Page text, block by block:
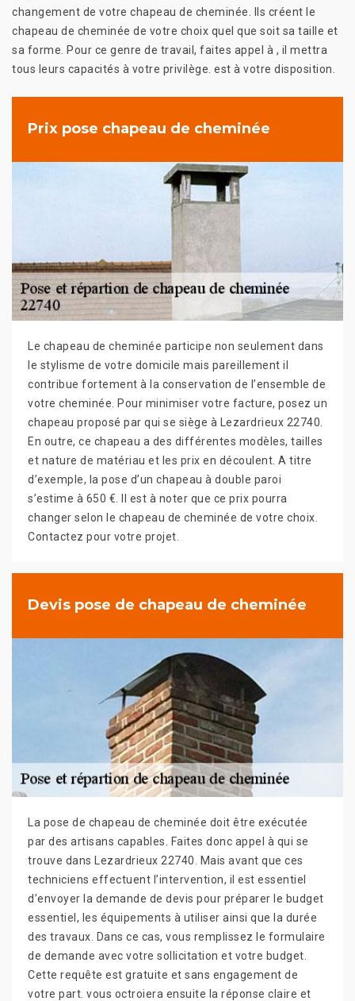
changement de votre chapeau de cheminée. Ils créent le
chapeau de cheminée de votre choix quel que soit sa taille et
sa forme. Pour ce genre de travail, faites appel à , il mettra
tous leurs capacités à votre privilège. est à votre disposition.
Prix pose chapeau de cheminée
Le chapeau de cheminée participe non seulement dans
le stylisme de votre domicile mais pareillement il
contribue fortement à la conservation de l’ensemble de
votre cheminée. Pour minimiser votre facture, posez un
chapeau proposé par qui se siège à Lezardrieux 22740.
En outre, ce chapeau a des différentes modèles, tailles
et nature de matériau et les prix en découlent. A titre
d’exemple, la pose d’un chapeau à double paroi
s’estime à 650 €. Il est à noter que ce prix pourra
changer selon le chapeau de cheminée de votre choix.
Contactez pour votre projet.
Devis pose de chapeau de cheminée
La pose de chapeau de cheminée doit être exécutée
par des artisans capables. Faites donc appel à qui se
trouve dans Lezardrieux 22740. Mais avant que ces
techniciens effectuent l’intervention, il est essentiel
d’envoyer la demande de devis pour préparer le budget
essentiel, les équipements à utiliser ainsi que la durée
des travaux. Dans ce cas, vous remplissez le formulaire
de demande avec votre sollicitation et votre budget.
Cette requête est gratuite et sans engagement de
votre part. vous octroiera ensuite la réponse claire et